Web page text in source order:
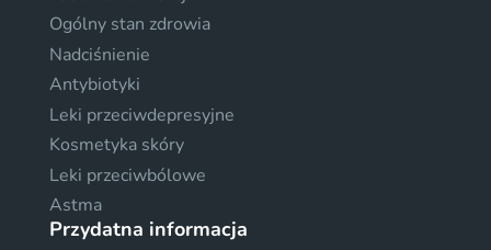
Ogólny stan zdrowia
Nadciśnienie
Antybiotyki
Leki przeciwdepresyjne
Kosmetyka skóry
Leki przeciwbólowe
Astma
Przydatna informacja